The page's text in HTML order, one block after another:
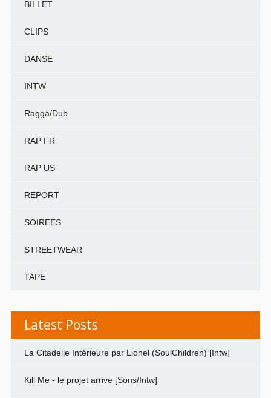
BILLET
CLIPS
DANSE
INTW
Ragga/Dub
RAP FR
RAP US
REPORT
SOIREES
STREETWEAR
TAPE
Latest Posts
La Citadelle Intérieure par Lionel (SoulChildren) [Intw]
Kill Me - le projet arrive [Sons/Intw]